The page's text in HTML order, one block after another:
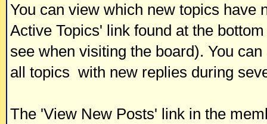
You can view which new topics have
Active Topics' link found at the
see when visiting the board). You
all topics with new replies during
The 'View New Posts' link in the